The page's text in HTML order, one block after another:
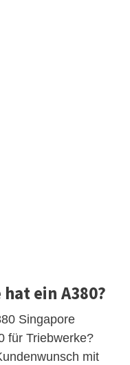
ein A380?
Singapore
für Triebwerke?
mit